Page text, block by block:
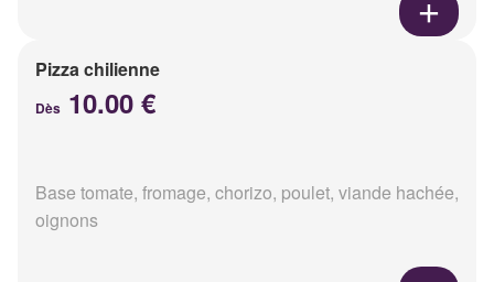
Pizza chilienne
Dès 10.00 €
Base tomate, fromage, chorizo, poulet, viande hachée,
oignons